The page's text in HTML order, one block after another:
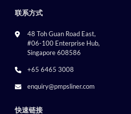
联系方式
48 Toh Guan Road East,
#06-100 Enterprise Hub,
Singapore 608586
+65 6465 3008
enquiry@pmpsliner.com
快速链接